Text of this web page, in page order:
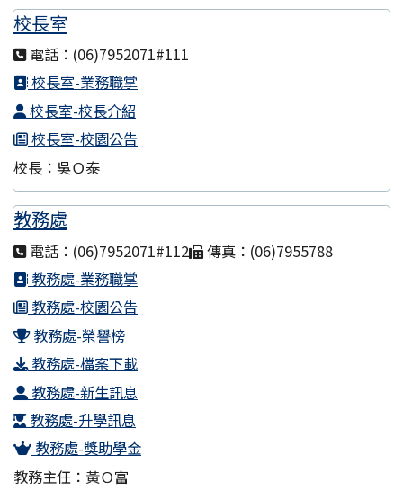
校長室
電話：(06)7952071#111
校長室-業務職掌
校長室-校長介紹
校長室-校園公告
校長：吳Ｏ泰
教務處
電話：(06)7952071#112
傳真：(06)7955788
教務處-業務職掌
教務處-校園公告
教務處-榮譽榜
教務處-檔案下載
教務處-新生訊息
教務處-升學訊息
教務處-獎助學金
教務主任：黃Ｏ富